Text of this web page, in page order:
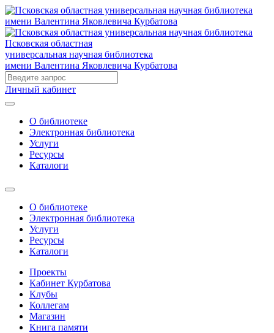
Псковская областная
универсальная научная библиотека
имени Валентина Яковлевича Курбатова
Личный кабинет
О библиотеке
Электронная библиотека
Услуги
Ресурсы
Каталоги
О библиотеке
Электронная библиотека
Услуги
Ресурсы
Каталоги
Проекты
Кабинет Курбатова
Клубы
Коллегам
Магазин
Книга памяти